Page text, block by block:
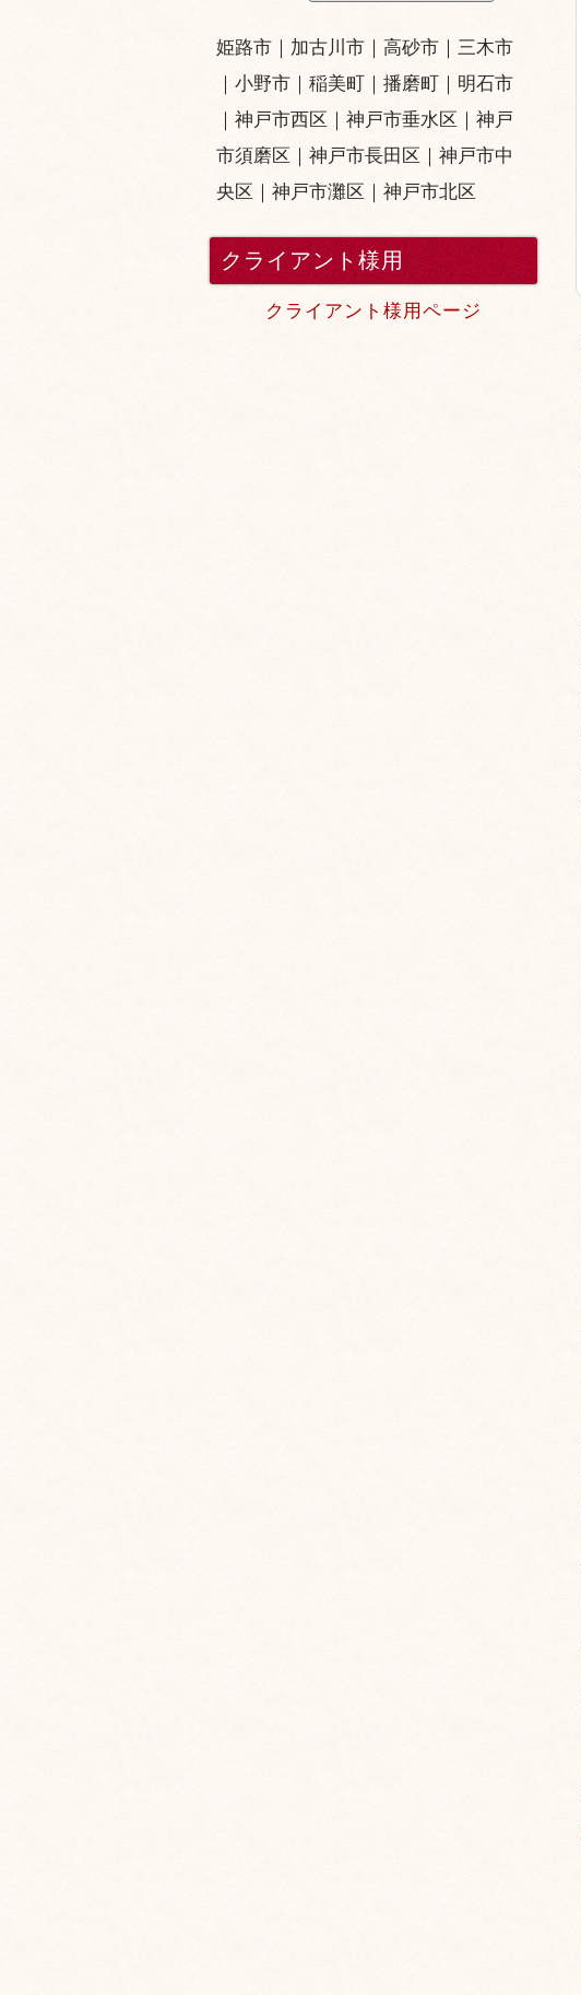
姫路市 加古川市 高砂市
三木市
｜小野市｜ 稲美町 播磨町
明石市
神戸市西区 神戸市垂水区
神戸
市須磨区
神戸市長田区
神戸市中
央区
神戸市灘区 神戸市北区
クライアント様用
クライアント様用ページ